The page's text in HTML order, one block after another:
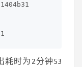
耗时为2分钟53